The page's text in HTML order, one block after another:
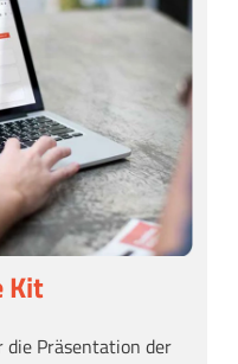
Kit
Präsentation der